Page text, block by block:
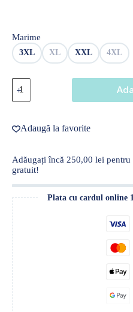
Marime
3XL XL XXL 4XL
Cantitate
Bluză
-
largeAdaugă la favorite
Adăugați încă 250,00 lei pentru
gratuit!
Plata cu cardul online